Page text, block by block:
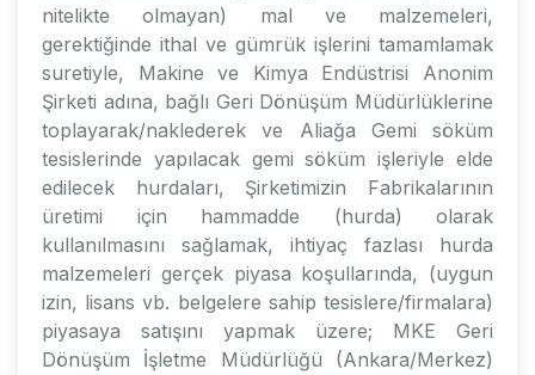
nitelikte olmayan) mal ve malzemeleri,
gerektiğinde ithal ve gümrük işlerini tamamlamak
suretiyle, Makine ve Kimya Endüstrisi Anonim
Şirketi adına, bağlı Geri Dönüşüm Müdürlüklerine
toplayarak/naklederek ve Aliağa Gemi söküm
tesislerinde yapılacak gemi söküm işleriyle elde
edilecek hurdaları, Şirketimizin Fabrikalarının
üretimi için hammadde (hurda) olarak
kullanılmasını sağlamak, ihtiyaç fazlası hurda
malzemeleri gerçek piyasa koşullarında, (uygun
izin, lisans vb. belgelere sahip tesislere/firmalara)
piyasaya satışını yapmak üzere; MKE Geri
Dönüşüm İşletme Müdürlüğü (Ankara/Merkez)